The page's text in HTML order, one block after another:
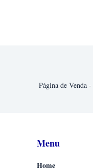
Página de Venda-
Menu
Home